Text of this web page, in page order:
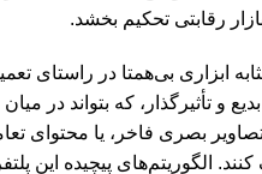
رقابتی تحکیم بخشد.
ابزاری بی‌همتا در راستای
و تأثیرگذار، که بتواند در
تصاویر بصری فاخر، یا
الگوریتم‌های پیچیده این